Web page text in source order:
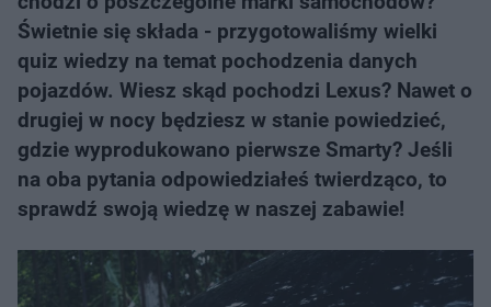
Świetnie się składa - przygotowaliśmy wielki
quiz wiedzy na temat pochodzenia danych
pojazdów. Wiesz skąd pochodzi Lexus? Nawet o
drugiej w nocy będziesz w stanie powiedzieć,
gdzie wyprodukowano pierwsze Smarty? Jeśli
na oba pytania odpowiedziałeś twierdząco, to
sprawdź swoją wiedzę w naszej zabawie!